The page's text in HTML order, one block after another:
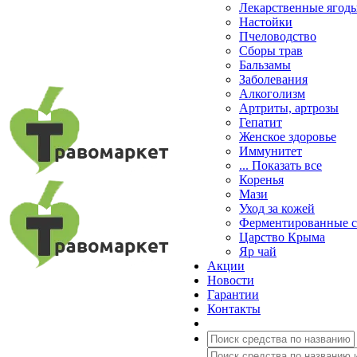
Лекарственные
Настойки
Пчеловодство
Сборы трав
Бальзамы
Заболевания
Алкоголизм
Артриты, артрозы
Гепатит
Женское здоровье
Иммунитет
... Показать все
Коренья
Мази
Уход за кожей
Ферментированные
Царство Крыма
Яр чай
Акции
Новости
Гарантии
Контакты